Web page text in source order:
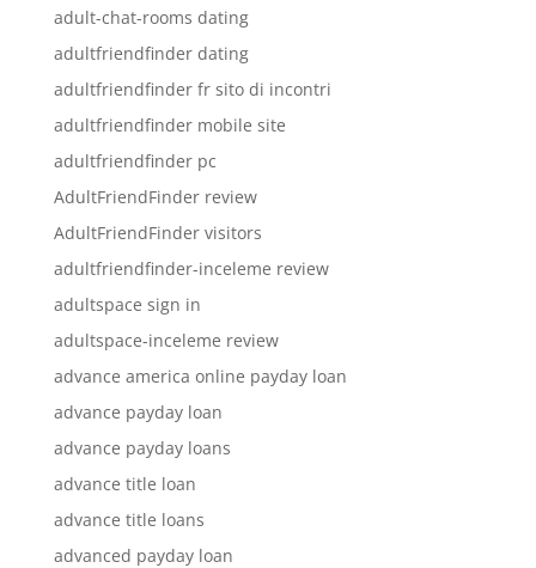
adult-chat-rooms dating
adultfriendfinder dating
adultfriendfinder fr sito di incontri
adultfriendfinder mobile site
adultfriendfinder pc
AdultFriendFinder review
AdultFriendFinder visitors
adultfriendfinder-inceleme review
adultspace sign in
adultspace-inceleme review
advance america online payday loan
advance payday loan
advance payday loans
advance title loan
advance title loans
advanced payday loan